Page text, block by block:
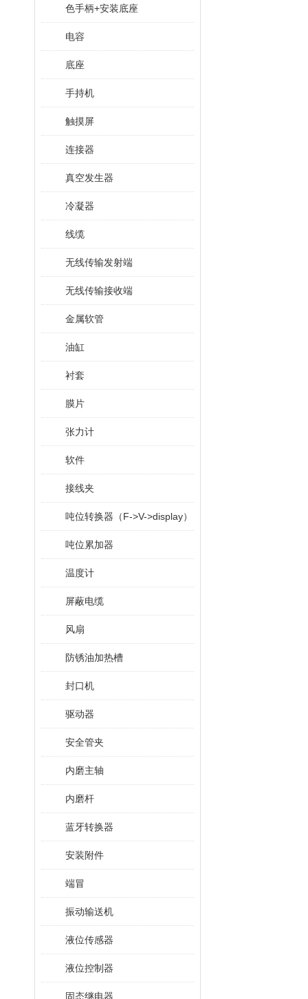
色手柄+安装底座
电容
底座
手持机
触摸屏
连接器
真空发生器
冷凝器
线缆
无线传输发射端
无线传输接收端
金属软管
油缸
衬套
膜片
张力计
软件
接线夹
吨位转换器（F->V->display）
吨位累加器
温度计
屏蔽电缆
风扇
防锈油加热槽
封口机
驱动器
安全管夹
内磨主轴
内磨杆
蓝牙转换器
安装附件
端冒
振动输送机
液位传感器
液位控制器
固态继电器